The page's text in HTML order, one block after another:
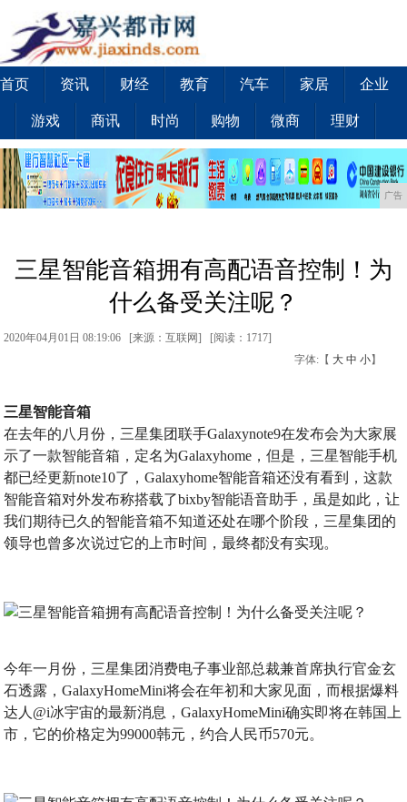
首页 资讯 财经 教育 汽车 家居 企业
游戏 商讯 时尚 购物 微商 理财
广告
三星智能音箱拥有高配语音控制！为
什么备受关注呢？
2020年04月01日 08:19:06 [来源：互联网] [阅读：1717]
字体:【 大 中 小】
三星智能音箱
在去年的八月份，三星集团联手Galaxynote9在发布会为大家展
示了一款智能音箱，定名为Galaxyhome，但是，三星智能手机
都已经更新note10了，Galaxyhome智能音箱还没有看到，这款
智能音箱对外发布称搭载了bixby智能语音助手，虽是如此，让
我们期待已久的智能音箱不知道还处在哪个阶段，三星集团的
领导也曾多次说过它的上市时间，最终都没有实现。
今年一月份，三星集团消费电子事业部总裁兼首席执行官金玄
石透露，GalaxyHomeMini将会在年初和大家见面，而根据爆料
达人@i冰宇宙的最新消息，GalaxyHomeMini确实即将在韩国上
市，它的价格定为99000韩元，约合人民币570元。